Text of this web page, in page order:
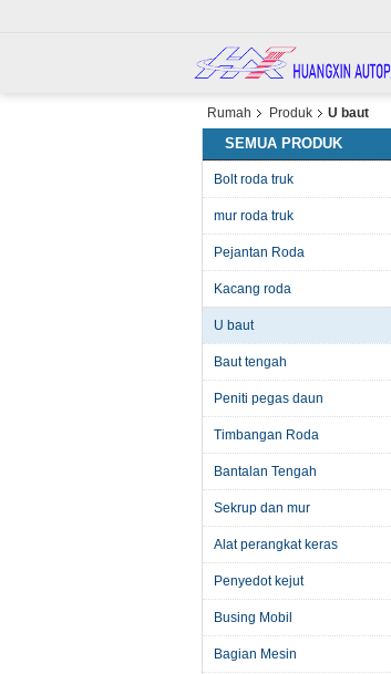
Rumah Produk U baut
SEMUA PRODUK
Bolt roda truk
mur roda truk
Pejantan Roda
Kacang roda
U baut
Baut tengah
Peniti pegas daun
Timbangan Roda
Bantalan Tengah
Sekrup dan mur
Alat perangkat keras
Penyedot kejut
Busing Mobil
Bagian Mesin